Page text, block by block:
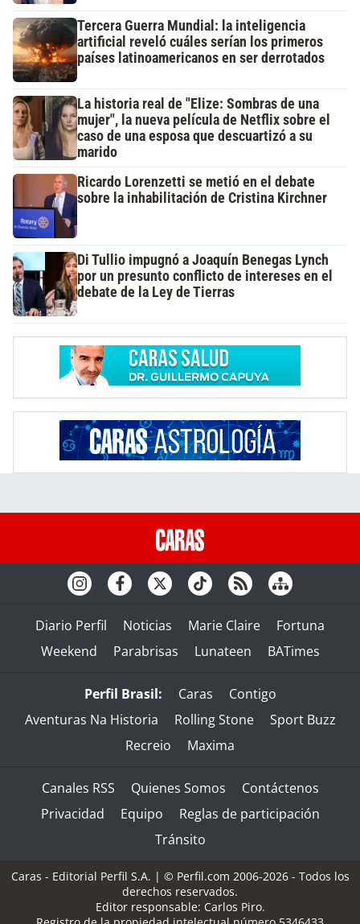
Tercera Guerra Mundial: la inteligencia
artificial reveló cuáles serían los primeros
países latinoamericanos en ser derrotados
La historia real de "Elize: Sombras de una
mujer", la nueva película de Netflix sobre el
caso de una esposa que descuartizó a su
marido
Ricardo Lorenzetti se metió en el debate
sobre la inhabilitación de Cristina Kirchner
Di Tullio impugnó a Joaquín Benegas Lynch
por un presunto conflicto de intereses en el
debate de la Ley de Tierras
Diario Perfil Noticias Marie Claire
Fortuna
Weekend
Parabrisas Lunateen BATimes
Perfil Brasil: Caras
Contigo
Aventuras Na Historia
Rolling Stone
Sport Buzz
Recreio
Maxima
Canales RSS Quienes Somos
Contáctenos
Privacidad
Equipo
Reglas de participación
Tránsito
Caras - Editorial Perfil S.A. | © Perfil.com 2006-2026 - Todos los
derechos reservados.
Editor responsable: Carlos Piro.